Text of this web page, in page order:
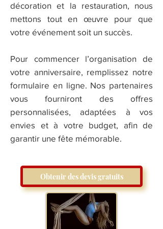
décoration et la restauration, nous
mettons tout en œuvre pour que
votre événement soit un succès.
Pour commencer l’organisation de
votre anniversaire, remplissez notre
formulaire en ligne. Nos partenaires
vous fourniront des offres
personnalisées, adaptées à vos
envies et à votre budget, afin de
garantir une fête mémorable.
Obtenir des devis gratuits